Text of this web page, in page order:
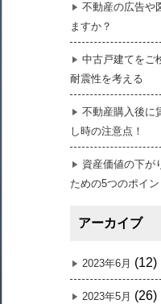
不動産の広告や
ますか？
中古戸建てを
耐震性を考える
不動産購入後
し時の注意点！
資産価値の下が
ための5つのポイン
アーカイブ
2023年6月 (12)
2023年5月 (26)